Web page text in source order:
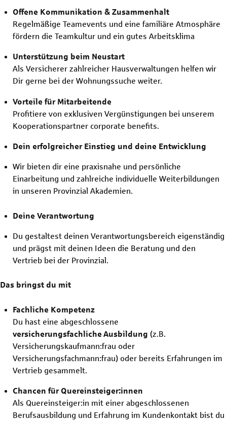
Offene Kommunikation & Zusammenhalt
Regelmäßige Teamevents und eine familiäre Atmosphäre
fördern die Teamkultur und ein gutes Arbeitsklima
Unterstützung beim Neustart
Als Versicherer zahlreicher Hausverwaltungen helfen wir
Dir gerne bei der Wohnungssuche weiter.
Vorteile für Mitarbeitende
Profitiere von exklusiven Vergünstigungen bei unserem
Kooperationspartner corporate benefits.
Dein erfolgreicher Einstieg und deine Entwicklung
Wir bieten dir eine praxisnahe und persönliche
Einarbeitung und zahlreiche individuelle Weiterbildungen
in unseren Provinzial Akademien.
Deine Verantwortung
Du gestaltest deinen Verantwortungsbereich eigenständig
und prägst mit deinen Ideen die Beratung und den
Vertrieb bei der Provinzial.
Das bringst du mit
Fachliche Kompetenz
Du hast eine abgeschlossene
versicherungsfachliche Ausbildung (z.B.
Versicherungskaufmann:frau oder
Versicherungsfachmann:frau) oder bereits Erfahrungen im
Vertrieb gesammelt.
Chancen für Quereinsteiger:innen
Als Quereinsteiger:in mit einer abgeschlossenen
Berufsausbildung und Erfahrung im Kundenkontakt bist du